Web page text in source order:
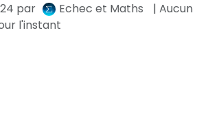
par Echec et Maths
| Aucun
l'instant